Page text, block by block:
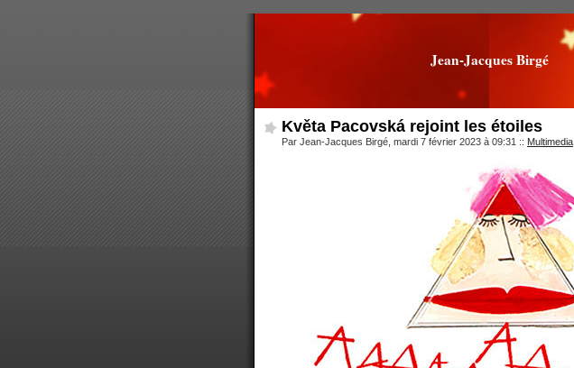
Jean-Jacques Birgé
Květa Pacovská rejoint les étoiles
Par Jean-Jacques Birgé, mardi 7 février 2023 à 09:31 :: Multimedia